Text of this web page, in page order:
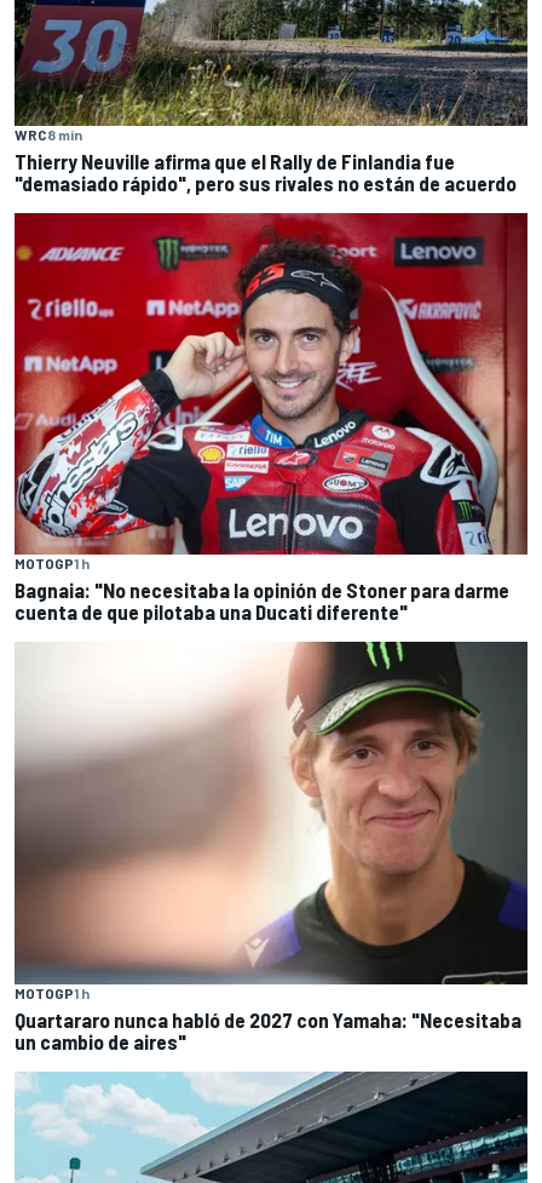
WRC8 min
Thierry Neuville afirma que el Rally de Finlandia fue
"demasiado rápido", pero sus rivales no están de acuerdo
MOTOGP1 h
Bagnaia: "No necesitaba la opinión de Stoner para darme
cuenta de que pilotaba una Ducati diferente"
MOTOGP1 h
Quartararo nunca habló de 2027 con Yamaha: "Necesitaba
un cambio de aires"